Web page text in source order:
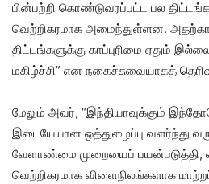
பின்பற்றி கொண்டுவரப்பட்ட பல
வெற்றிகரமாக அமைந்துள்ளன.
திட்டங்களுக்கு காப்புரிமை ஏதும்
மகிழ்ச்சி” என நகைச்சுவையாகத்
மேலும் அவர், “இந்தியாவுக்கும்
இடையேயான ஒத்துழைப்பு வளர்ந்து
வேளாண்மை முறையைப் பயன்படுத்தி,
வெற்றிகரமாக விளைநிலங்களாக